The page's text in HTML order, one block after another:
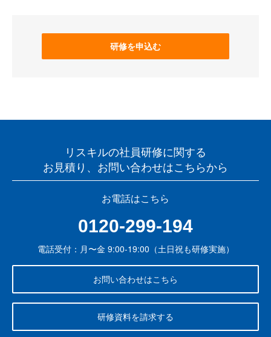
研修を申込む
リスキルの社員研修に関する
お見積り、お問い合わせはこちらから
お電話はこちら
0120-299-194
電話受付：月〜金 9:00-19:00（土日祝も研修実施）
お問い合わせはこちら
研修資料を請求する